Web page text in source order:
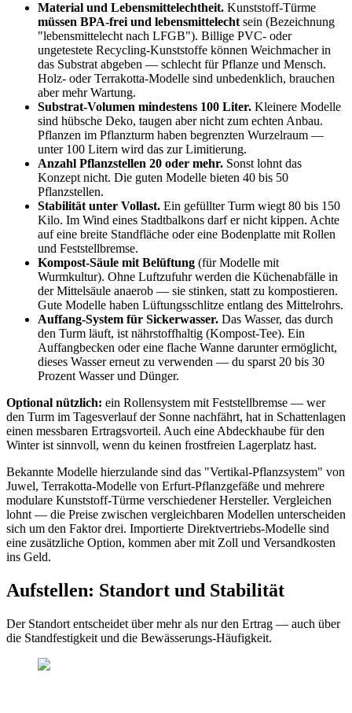
Material und Lebensmittelechtheit. Kunststoff-Türme
müssen BPA-frei und lebensmittelecht sein (Bezeichnung
"lebensmittelecht nach LFGB"). Billige PVC- oder
ungetestete Recycling-Kunststoffe können Weichmacher in
das Substrat abgeben — schlecht für Pflanze und Mensch.
Holz- oder Terrakotta-Modelle sind unbedenklich, brauchen
aber mehr Wartung.
Substrat-Volumen mindestens 100 Liter. Kleinere Modelle
sind hübsche Deko, taugen aber nicht zum echten Anbau.
Pflanzen im Pflanzturm haben begrenzten Wurzelraum —
unter 100 Litern wird das zur Limitierung.
Anzahl Pflanzstellen 20 oder mehr. Sonst lohnt das
Konzept nicht. Die guten Modelle bieten 40 bis 50
Pflanzstellen.
Stabilität unter Vollast. Ein gefüllter Turm wiegt 80 bis 150
Kilo. Im Wind eines Stadtbalkons darf er nicht kippen. Achte
auf eine breite Standfläche oder eine Bodenplatte mit Rollen
und Feststellbremse.
Kompost-Säule mit Belüftung (für Modelle mit
Wurmkultur). Ohne Luftzufuhr werden die Küchenabfälle in
der Mittelsäule anaerob — sie stinken, statt zu kompostieren.
Gute Modelle haben Lüftungsschlitze entlang des Mittelrohrs.
Auffang-System für Sickerwasser. Das Wasser, das durch
den Turm läuft, ist nährstoffhaltig (Kompost-Tee). Ein
Auffangbecken oder eine flache Wanne darunter ermöglicht,
dieses Wasser erneut zu verwenden — du sparst 20 bis 30
Prozent Wasser und Dünger.
Optional nützlich: ein Rollensystem mit Feststellbremse — wer
den Turm im Tagesverlauf der Sonne nachfährt, hat in Schattenlagen
einen messbaren Ertragsvorteil. Auch eine Abdeckhaube für den
Winter ist sinnvoll, wenn du keinen frostfreien Lagerplatz hast.
Bekannte Modelle hierzulande sind das "Vertikal-Pflanzsystem" von
Juwel, Terrakotta-Modelle von Erfurt-Pflanzgefäße und mehrere
modulare Kunststoff-Türme verschiedener Hersteller. Vergleichen
lohnt — die Preise zwischen vergleichbaren Modellen unterscheiden
sich um den Faktor drei. Importierte Direktvertriebs-Modelle sind
eine zusätzliche Option, kommen aber mit Zoll und Versandkosten
ins Geld.
Aufstellen: Standort und Stabilität
Der Standort entscheidet über mehr als nur den Ertrag — auch über
die Standfestigkeit und die Bewässerungs-Häufigkeit.